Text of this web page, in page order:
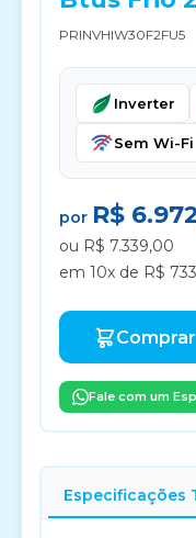
PRINVHIW30F2FU5
Inverter
Sem Wi-Fi
por R$
ou R$ 7.339,00
em 10x de R$
Comprar
Fale com um
Especificações